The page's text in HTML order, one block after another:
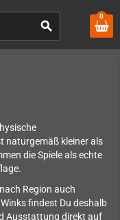
search
0
naturgemäß kleiner als
die Spiele als echte
Region auch
findest Du deshalb
Ausstattung direkt auf